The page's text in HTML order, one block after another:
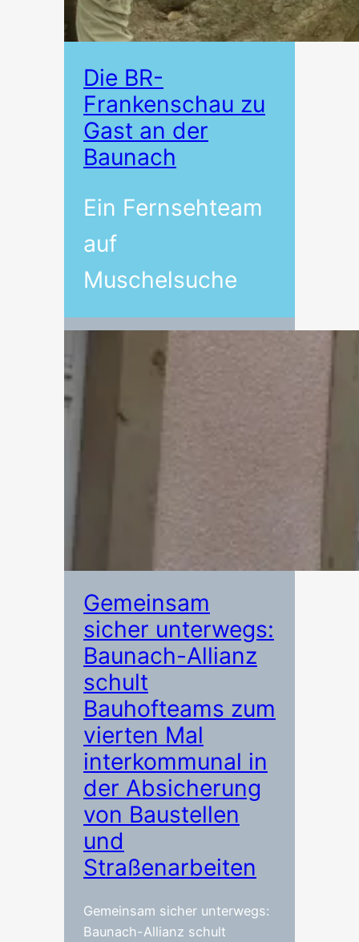
Die BR-
Frankenschau zu
Gast an der
Baunach
Ein Fernsehteam
auf
Muschelsuche
Gemeinsam
sicher unterwegs:
Baunach-Allianz
schult
Bauhofteams zum
vierten Mal
interkommunal in
der Absicherung
von Baustellen
und
Straßenarbeiten
Gemeinsam sicher unterwegs:
Baunach-Allianz schult